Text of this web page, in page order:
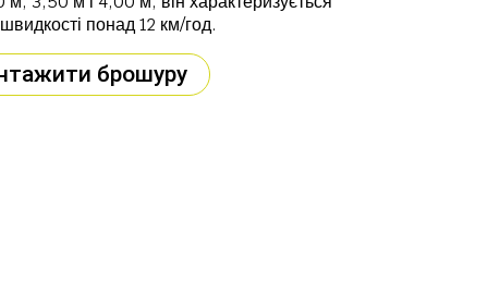
понад 12 км/год.
брошуру